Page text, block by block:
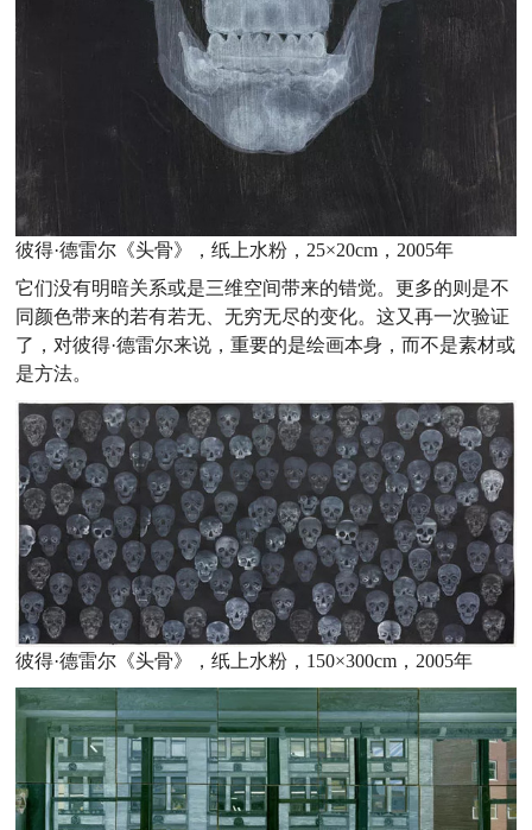
彼得·德雷尔《头骨》，纸上水粉，25×20cm，2005年
它们没有明暗关系或是三维空间带来的错觉。更多的则是不
同颜色带来的若有若无、无穷无尽的变化。这又再一次验证
了，对彼得·德雷尔来说，重要的是绘画本身，而不是素材或
是方法。
彼得·德雷尔《头骨》，纸上水粉，150×300cm，2005年